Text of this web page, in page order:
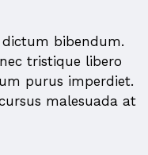
bibendum.
tristique libero
purus imperdiet.
malesuada at